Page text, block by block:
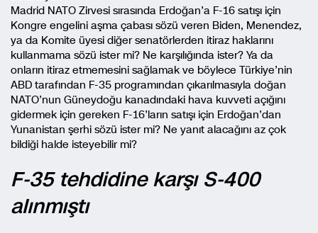
Madrid NATO Zirvesi sırasında Erdoğan’a F-16 satışı için
Kongre engelini aşma çabası sözü veren Biden, Menendez,
ya da Komite üyesi diğer senatörlerden itiraz haklarını
kullanmama sözü ister mi? Ne karşılığında ister? Ya da
onların itiraz etmemesini sağlamak ve böylece Türkiye’nin
ABD tarafından F-35 programından çıkarılmasıyla doğan
NATO’nun Güneydoğu kanadındaki hava kuvveti açığını
gidermek için gereken F-16’ların satışı için Erdoğan’dan
Yunanistan şerhi sözü ister mi? Ne yanıt alacağını az çok
bildiği halde isteyebilir mi?
F-35 tehdidine karşı S-400
alınmıştı